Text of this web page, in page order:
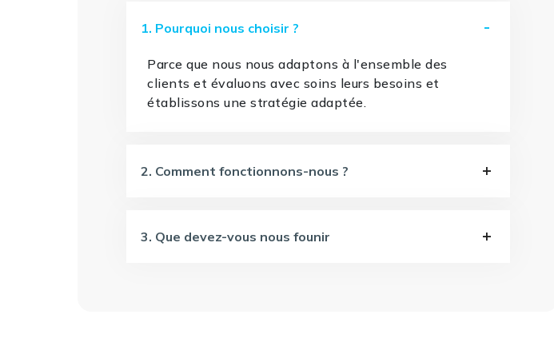
1. Pourquoi nous choisir ?
Parce que nous nous adaptons à l'ensemble des
clients et évaluons avec soins leurs besoins et
établissons une stratégie adaptée.
2. Comment fonctionnons-nous ?
3. Que devez-vous nous founir